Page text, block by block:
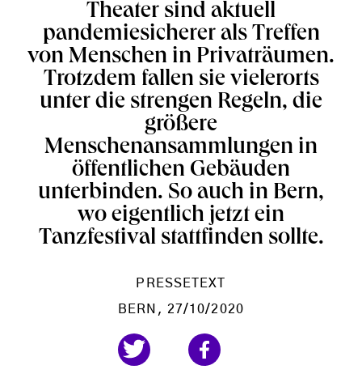
Theater sind aktuell
pandemiesicherer als Treffen
von Menschen in Privaträumen.
Trotzdem fallen sie vielerorts
unter die strengen Regeln, die
größere
Menschenansammlungen in
öffentlichen Gebäuden
unterbinden. So auch in Bern,
wo eigentlich jetzt ein
Tanzfestival stattfinden sollte.
PRESSETEXT
BERN , 27/10/2020